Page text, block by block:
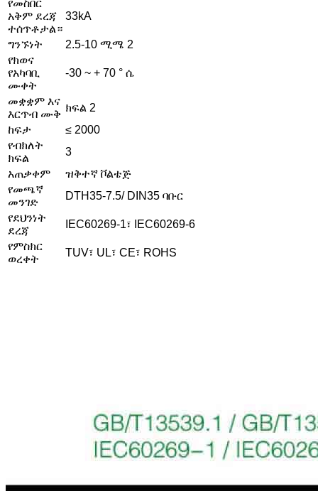
የመስበር
አቅም ደረጃ
ተሰጥቶታል።
33kA
ግንኙነት
2.5-10 ሚሜ 2
የክወና
የአካባቢ
ሙቀት
-30 ~ + 70 ° ሴ
መቋቋም እና
እርጥብ ሙቅ
ክፍል 2
ከፍታ
≤ 2000
የብክለት
ክፍል
3
አጠቃቀም
ዝቅተኛ ቮልቴጅ
የመጫኛ
መንገድ
DTH35-7.5/ DIN35 ባቡር
የደህንነት
ደረጃ
IEC60269-1፣ IEC60269-6
የምስክር
ወረቀት
TUV፣ UL፣ CE፣ ROHS